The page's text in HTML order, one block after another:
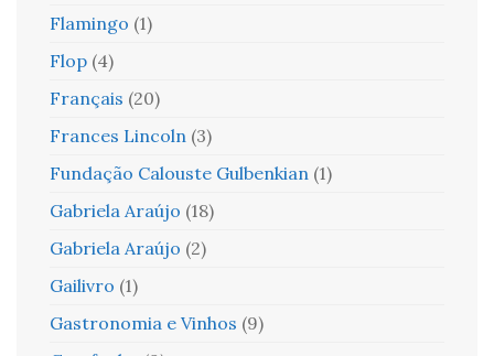
Flamingo (1)
Flop (4)
Français (20)
Frances Lincoln (3)
Fundação Calouste Gulbenkian (1)
Gabriela Araújo (18)
Gabriela Araújo (2)
Gailivro (1)
Gastronomia e Vinhos (9)